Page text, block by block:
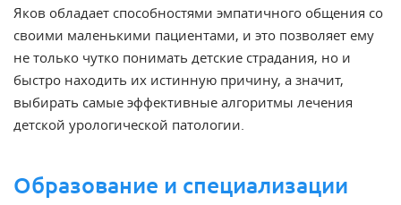
Яков обладает способностями эмпатичного общения со
своими маленькими пациентами, и это позволяет ему
не только чутко понимать детские страдания, но и
быстро находить их истинную причину, а значит,
выбирать самые эффективные алгоритмы лечения
детской урологической патологии.
Образование и специализации